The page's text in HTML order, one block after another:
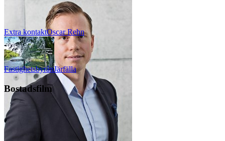
Extra kontaktOscar Rehn
FastighetsbyrånJärfälla
Bostadsfilm